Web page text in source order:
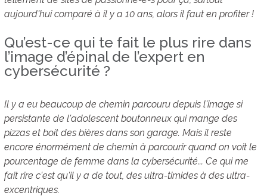
aujourd'hui comparé à il y a 10 ans, alors il faut en profiter !
Qu’est-ce qui te fait le plus rire dans
l’image d’épinal de l’expert en
cybersécurité ?
Il y a eu beaucoup de chemin parcouru depuis l'image si
persistante de l'adolescent boutonneux qui mange des
pizzas et boit des bières dans son garage. Mais il reste
encore énormément de chemin à parcourir quand on voit le
pourcentage de femme dans la cybersécurité... Ce qui me
fait rire c'est qu'il y a de tout, des ultra-timides à des ultra-
excentriques.